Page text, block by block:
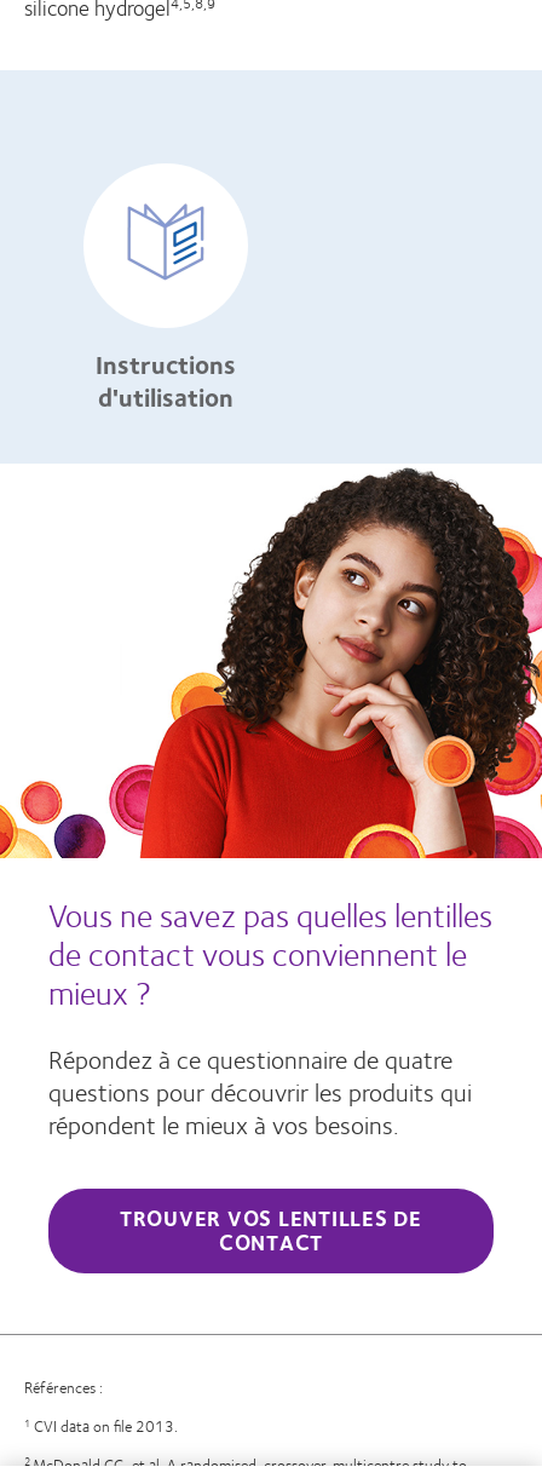
silicone hydrogel
Instructions
d'utilisation
Vous ne savez pas quelles lentilles
de contact vous conviennent le
mieux ?
Répondez à ce questionnaire de quatre
questions pour découvrir les produits qui
répondent le mieux à vos besoins.
TROUVER VOS LENTILLES DE
CONTACT
Références :
1 CVI data on file 2013.
2McDonald CC, et al. A randomised, crossover, multicentre study to